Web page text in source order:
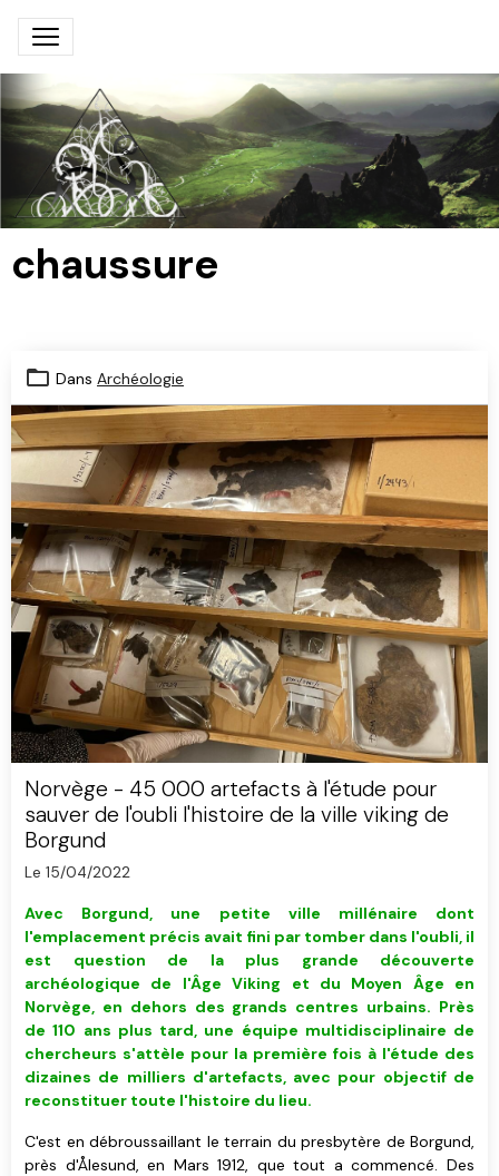
chaussure
Dans Archéologie
Norvège - 45 000 artefacts à l'étude pour
sauver de l'oubli l'histoire de la ville viking de
Borgund
Le 15/04/2022
Avec Borgund, une petite ville millénaire dont
l'emplacement précis avait fini par tomber dans l'oubli, il
est question de la plus grande découverte
archéologique de l'Âge Viking et du Moyen Âge en
Norvège, en dehors des grands centres urbains. Près
de 110 ans plus tard, une équipe multidisciplinaire de
chercheurs s'attèle pour la première fois à l'étude des
dizaines de milliers d'artefacts, avec pour objectif de
reconstituer toute l'histoire du lieu.
C'est en débroussaillant le terrain du presbytère de Borgund,
près d'Ålesund, en Mars 1912, que tout a commencé. Des